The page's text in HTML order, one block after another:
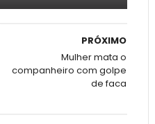
PRÓXIMO
Mulher mata o
companheiro com golpe
de faca